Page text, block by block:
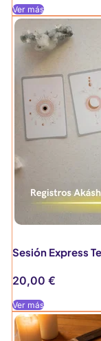
Ver más
Sesión Express
20,00 €
Ver más